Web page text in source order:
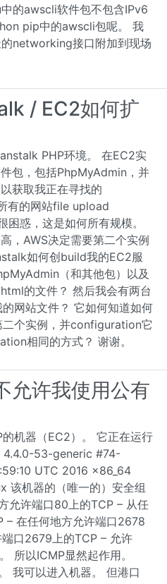
的awscli软件包不包含IPv6
pip中的awscli包呢。 我
networking接口附加到现场
/ EC2如何扩
PHP环境。 在EC2实
包，包括PhpMyAdmin，并
获取我正在寻找的
有的网站file upload
惑，这是如何所有规模。
，AWS决定需要第二个实例
如何创build我的EC2服
（和其他包）以及
的文件？ 然后我会有两台
网站文件？ 它如何知道如何
个实例，并configuration它
相同的方式？ 谢谢。
允许我使用公有
机器（EC2）。 它正在运行
4.4.0-53-generic #74-
UTC 2016 x86_64
该机器的（唯一的）安全组
允许端口80上的TCP – 从任
– 在任何地方允许端口2678
口2679上的TCP – 允许
所以ICMP显然起作用。
我可以进入机器。 但港口